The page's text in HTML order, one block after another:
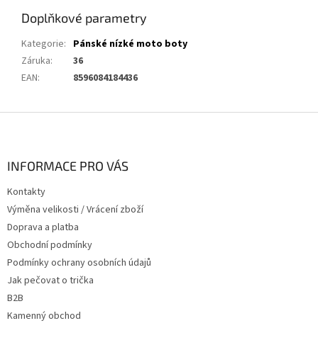
Doplňkové parametry
Kategorie: Pánské nízké moto boty
Záruka:
36
EAN: 8596084184436
INFORMACE PRO VÁS
Kontakty
Výměna velikosti / Vrácení zboží
Doprava a platba
Obchodní podmínky
Podmínky ochrany osobních údajů
Jak pečovat o trička
B2B
Kamenný obchod